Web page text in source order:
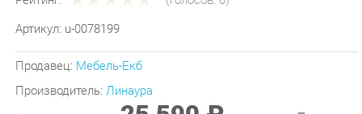
Артикул: u-0078199
Производитель:Линаура
Последняя цена: 25 590 ₽